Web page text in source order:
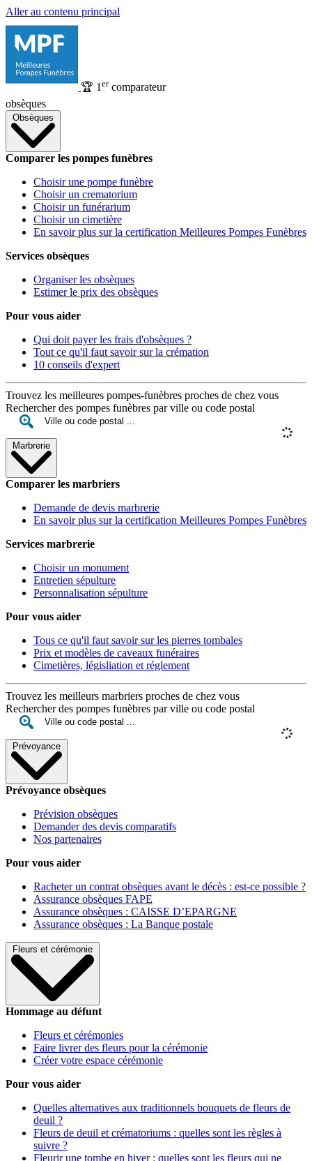
Aller au contenu principal
🏆 1 ercomparateur
obsèques
Obsèques
Comparer les pompes funèbres
Choisir une pompe funèbre
Choisir un crematorium
Choisir un funérarium
Choisir un cimetière
En savoir plus sur la certification Meilleures Pompes Funèbres
Services obsèques
Organiser les obsèques
Estimer le prix des obsèques
Pour vous aider
Qui doit payer les frais d'obsèques ?
Tout ce qu'il faut savoir sur la crémation
10 conseils d'expert
Trouvez les meilleures pompes-funèbres proches de chez vous
Rechercher des pompes funèbres par ville ou code postal
Marbrerie
Comparer les marbriers
Demande de devis marbrerie
En savoir plus sur la certification Meilleures Pompes Funèbres
Services marbrerie
Choisir un monument
Entretien sépulture
Personnalisation sépulture
Pour vous aider
Tous ce qu'il faut savoir sur les pierres tombales
Prix et modèles de caveaux funéraires
Cimetières, législiation et réglement
Trouvez les meilleurs marbriers proches de chez vous
Rechercher des pompes funèbres par ville ou code postal
Prévoyance
Prévoyance obsèques
Prévision obsèques
Demander des devis comparatifs
Nos partenaires
Pour vous aider
Racheter un contrat obsèques avant le décès : est-ce possible ?
Assurance obsèques FAPE
Assurance obsèques : CAISSE D’EPARGNE
Assurance obsèques : La Banque postale
Fleurs et cérémonie
Hommage au défunt
Fleurs et cérémonies
Faire livrer des fleurs pour la cérémonie
Créer votre espace cérémonie
Pour vous aider
Quelles alternatives aux traditionnels bouquets de fleurs de
deuil ?
Fleurs de deuil et crématoriums : quelles sont les règles à
suivre ?
Fleurir une tombe en hiver : quelles sont les fleurs qui ne